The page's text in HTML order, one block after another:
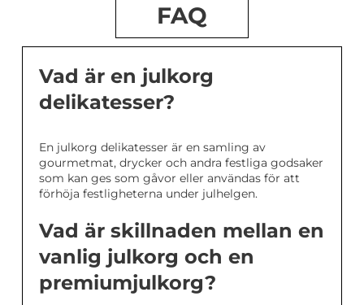
FAQ
Vad är en julkorg
delikatesser?
En julkorg delikatesser är en samling av
gourmetmat, drycker och andra festliga godsaker
som kan ges som gåvor eller användas för att
förhöja festligheterna under julhelgen.
Vad är skillnaden mellan en
vanlig julkorg och en
premiumjulkorg?